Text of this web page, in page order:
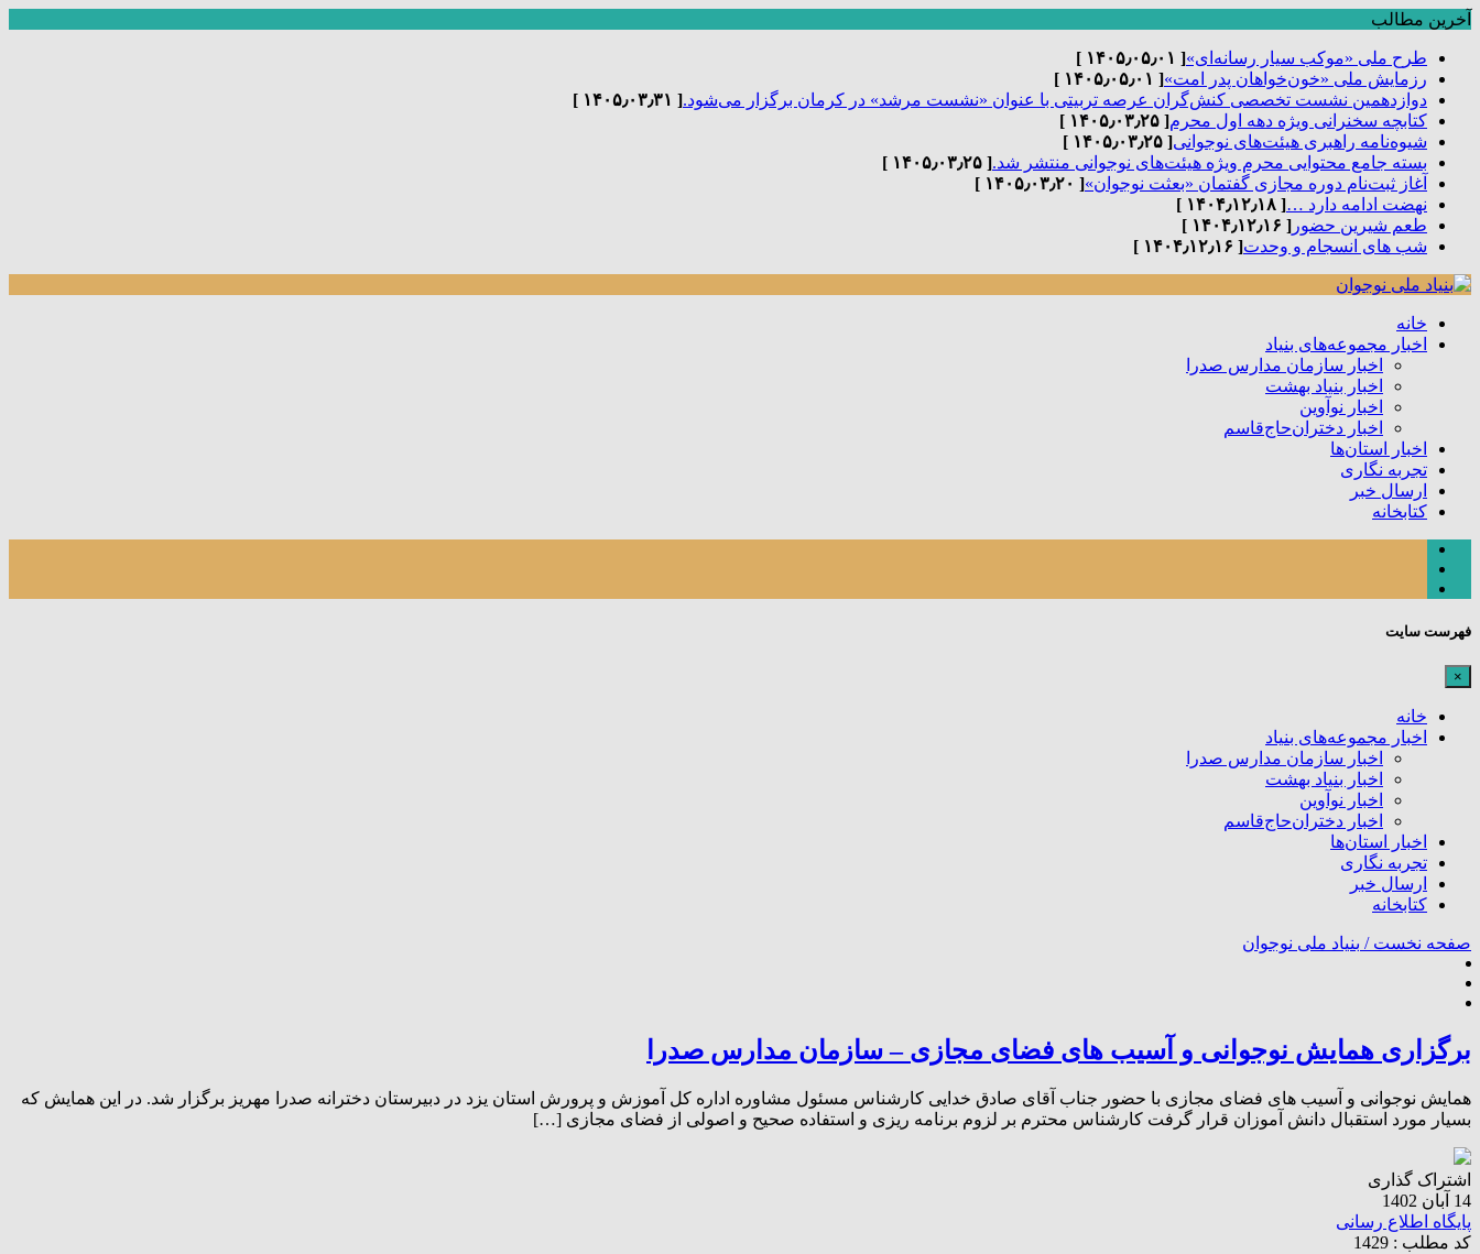
آخرین مطالب
طرح ملی «موکب سیار رسانه‌ای»[ ۱۴۰۵٫۰۵٫۰۱ ]
رزمایش ملی «خون‌خواهان پدر امت»[ ۱۴۰۵٫۰۵٫۰۱ ]
دوازدهمین نشست تخصصی کنش‌گران عرصه تربیتی با عنوان «نشست مرشد» در کرمان برگزار می‌شود.[ ۱۴۰۵٫۰۳٫۳۱ ]
کتابچه سخنرانی ویژه دهه اول محرم[ ۱۴۰۵٫۰۳٫۲۵ ]
شیوه‌نامه راهبری هیئت‌های نوجوانی[ ۱۴۰۵٫۰۳٫۲۵ ]
بسته جامع محتوایی محرم ویژه هیئت‌های نوجوانی منتشر شد.[ ۱۴۰۵٫۰۳٫۲۵ ]
آغاز ثبت‌نام دوره مجازی گفتمان «بعثت نوجوان»[ ۱۴۰۵٫۰۳٫۲۰ ]
نهضت ادامه دارد …[ ۱۴۰۴٫۱۲٫۱۸ ]
طعم شیرین حضور [ ۱۴۰۴٫۱۲٫۱۶ ]
شب های انسجام و وحدت[ ۱۴۰۴٫۱۲٫۱۶ ]
خانه
اخبار مجموعه‌های بنیاد
اخبار سازمان مدارس صدرا
اخبار بنیاد بهشت
اخبار نوآوین
اخبار دختران‌حاج‌قاسم
اخبار استان‌ها
تجربه نگاری
ارسال خبر
کتابخانه
فهرست سایت
×
خانه
اخبار مجموعه‌های بنیاد
اخبار سازمان مدارس صدرا
اخبار بنیاد بهشت
اخبار نوآوین
اخبار دختران‌حاج‌قاسم
اخبار استان‌ها
تجربه نگاری
ارسال خبر
کتابخانه
صفحه نخست / بنیاد ملی نوجوان
برگزاری همایش نوجوانی و آسیب های فضای مجازی – سازمان مدارس صدرا
همایش نوجوانی و آسیب های فضای مجازی با حضور جناب آقای صادق خدایی کارشناس مسئول مشاوره اداره کل آموزش و پرورش استان یزد در دبیرستان دخترانه صدرا مهریز برگزار شد. در این همایش که
بسیار مورد استقبال دانش آموزان قرار گرفت کارشناس محترم بر لزوم برنامه ریزی و استفاده صحیح و اصولی از فضای مجازی […]
اشتراک گذاری
14 آبان 1402
پایگاه اطلاع رسانی
کد مطلب : 1429